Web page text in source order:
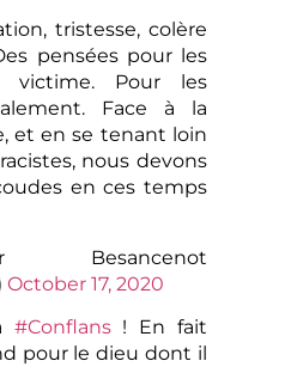
tristesse, colère
pensées pour les
victime. Pour les
Face à la
et en se tenant loin
nous devons
en ces temps
October 17, 2020
#Conflans! En fait
pour le dieu dont il